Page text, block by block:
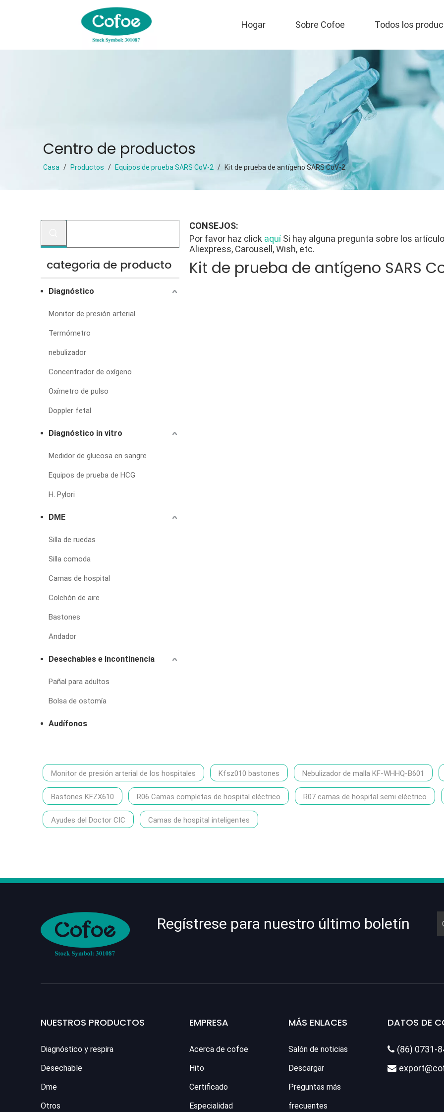
Hogar Sobre Cofoe Todos los
Centro de productos
Casa / Productos / Equipos de prueba SARS CoV-2 / Kit de prueba de antígeno SARS CoV-2
categoria de producto
Diagnóstico
Monitor de presión arterial
Termómetro
nebulizador
Concentrador de oxígeno
Oxímetro de pulso
Doppler fetal
Diagnóstico in vitro
Medidor de glucosa en sangre
Equipos de prueba de HCG
H. Pylori
DME
Silla de ruedas
Silla comoda
Camas de hospital
Colchón de aire
Bastones
Andador
Desechables e Incontinencia
Pañal para adultos
Bolsa de ostomía
Audífonos
CONSEJOS:
Por favor haz click aquí Si hay alguna pregunta sobre los
Aliexpress, Carousell, Wish, etc.
Kit de prueba de antígeno SARS
Monitor de presión arterial de los hospitales Kfsz010 bastones Nebulizador de malla KF-WHHQ-B601
Bastones KFZX610 R06 Camas completas de hospital eléctrico R07 camas de hospital semi eléctrico
Ayudes del Doctor CIC Camas de hospital inteligentes
Regístrese para nuestro último boletín
NUESTROS PRODUCTOS
Diagnóstico y respira
Desechable
Dme
Otros
EMPRESA
Acerca de cofoe
Hito
Certificado
Especialidad
MÁS ENLACES
Salón de noticias
Descargar
Preguntas más
frecuentes
DATOS DE
 (86) 0731-
